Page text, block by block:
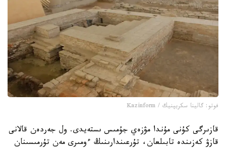
فوتو: گالينا سكريپنيك / Kazinform
قازىرگى كۇنى مۇندا مۋزەي جۇمىس ىستەيدى. ول جەردەن قالانى
قازۋ كەزىندە تابىلعان، تۇرعىندارىنىڭ ءومىرى مەن تۇرمىسىنان